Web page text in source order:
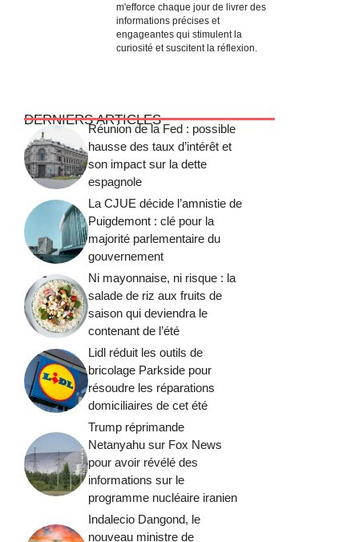
m'efforce chaque jour de livrer des
informations précises et
engageantes qui stimulent la
curiosité et suscitent la réflexion.
DERNIERS ARTICLES
Réunion de la Fed : possible
hausse des taux d’intérêt et
son impact sur la dette
espagnole
La CJUE décide l’amnistie de
Puigdemont : clé pour la
majorité parlementaire du
gouvernement
Ni mayonnaise, ni risque : la
salade de riz aux fruits de
saison qui deviendra le
contenant de l’été
Lidl réduit les outils de
bricolage Parkside pour
résoudre les réparations
domiciliaires de cet été
Trump réprimande
Netanyahu sur Fox News
pour avoir révélé des
informations sur le
programme nucléaire iranien
Indalecio Dangond, le
nouveau ministre de